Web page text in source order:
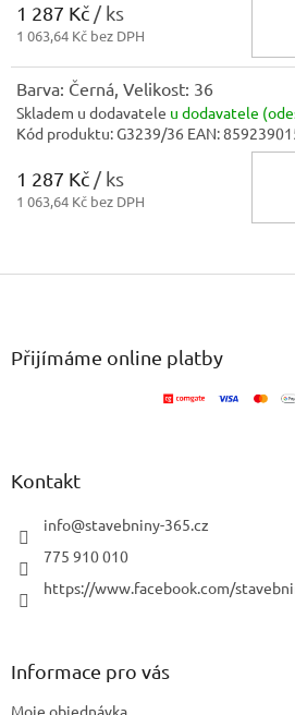
1 287 Kč / ks
1 063,64 Kč bez DPH
Barva: Černá, Velikost: 36
Skladem u dodavatele u dodavatele
Kód produktu:G3239/36 EAN:
1 287 Kč / ks
1 063,64 Kč bez DPH
Z
Přijímáme online platby
Kontakt
info@stavebniny-365.cz
775 910 010
https://www.facebook.com/
Informace pro vás
Moje objednávka